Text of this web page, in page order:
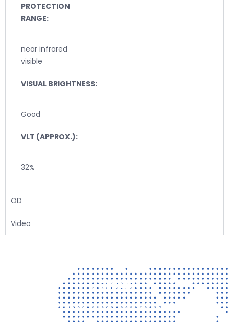
PROTECTION
RANGE:
near infrared
visible
VISUAL BRIGHTNESS:
Good
VLT (APPROX.):
32%
OD
Video
Contact
Vragen? Neem gerust contact met ons op!